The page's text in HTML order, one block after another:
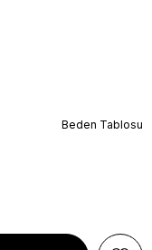
Beden Tablosu